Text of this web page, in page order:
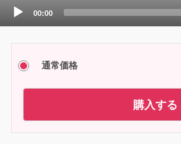
Audio
00:00
通常価格
購入する